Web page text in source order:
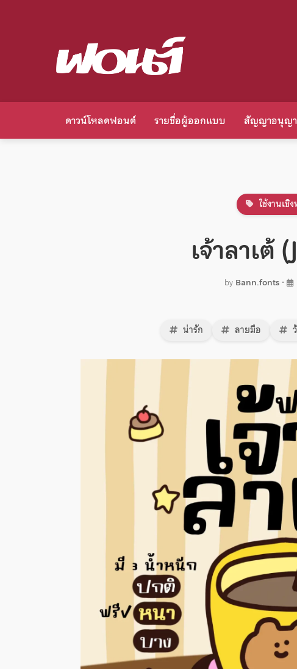
ดาวน์โหลดฟอนต์ รายชื่อผู้ออกแบบ สัญญาอนุญ
ใช้งานเชิ
เจ้าลาเต้
by Bann.fonts •
น่ารัก ลายมือ